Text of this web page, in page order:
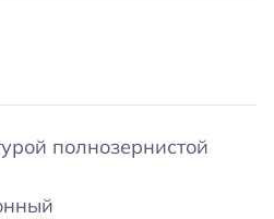
полнозернистой